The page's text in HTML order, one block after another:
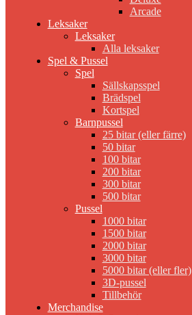
Arcade
Leksaker
Leksaker
Alla leksaker
Spel & Pussel
Spel
Sällskapsspel
Brädspel
Kortspel
Barnpussel
25 bitar (eller färre)
50 bitar
100 bitar
200 bitar
300 bitar
500 bitar
Pussel
1000 bitar
1500 bitar
2000 bitar
3000 bitar
5000 bitar (eller fler)
3D-pussel
Tillbehör
Merchandise